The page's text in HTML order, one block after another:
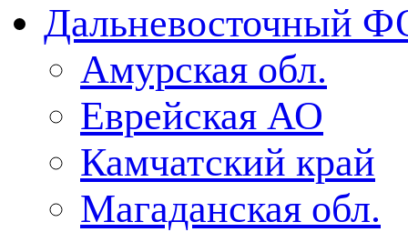
Дальневосточный
Амурская обл.
Еврейская АО
Камчатский край
Магаданская обл.